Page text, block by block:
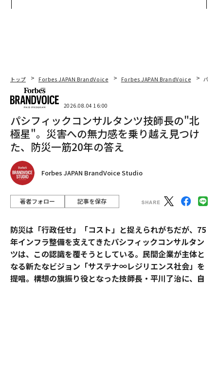
トップ Forbes JAPAN BrandVoice Forbes JAPAN BrandVoice パシ
2026.08.04 16:00
パシフィックコンサルタンツ技師長の"北
極星"。災害への無力感を乗り越え見つけ
た、防災一筋20年の答え
Forbes JAPAN BrandVoice Studio
著者フォロー 記事を保存
防災は「行政任せ」「コスト」と捉えられがちだが、75
年インフラ整備を支えてきたパシフィックコンサルタン
ツは、この認識を覆そうとしている。民間企業が主体と
なる新たなビジョン「サステナ∞レジリエンス社会」を
提唱。構想の旗振り役となった技師長・平川了治に、自